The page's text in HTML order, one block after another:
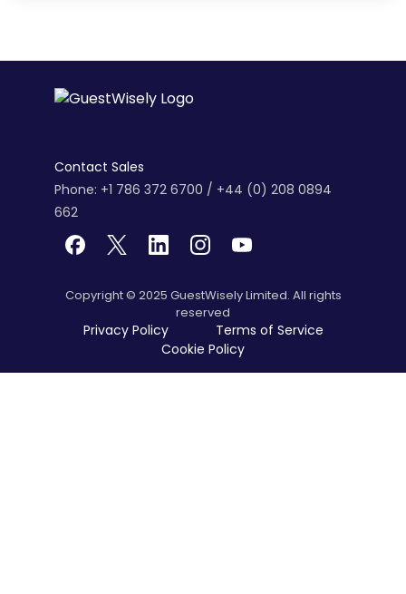
Contact Sales
Phone: +1 786 372 6700 / +44 (0) 208 0894
662
Copyright © 2025 GuestWisely Limited. All rights
reserved
Privacy Policy
Terms of Service
Cookie Policy